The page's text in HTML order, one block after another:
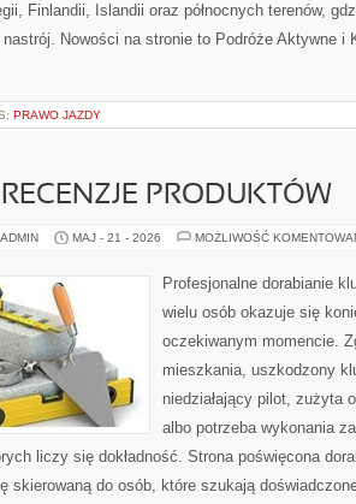
Finlandii, Islandii oraz północnych terenów,
nastrój. Nowości na stronie to Podróże Aktywne i
PRAWO JAZDY
RECENZJE PRODUKTÓW
MAJ - 21 - 2026 MOŻLIWOŚĆ
Profesjonalne dorabianie
wielu osób okazuje się
oczekiwanym momencie.
mieszkania, uszkodzony
niedziałający pilot, zużyta
albo potrzeba wykonania
liczy się dokładność. Strona poświęcona
skierowaną do osób, które szukają